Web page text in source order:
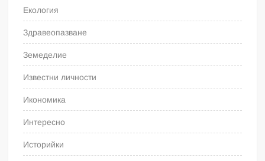
Екология
Здравеопазване
Земеделие
Известни личности
Икономика
Интересно
Историйки